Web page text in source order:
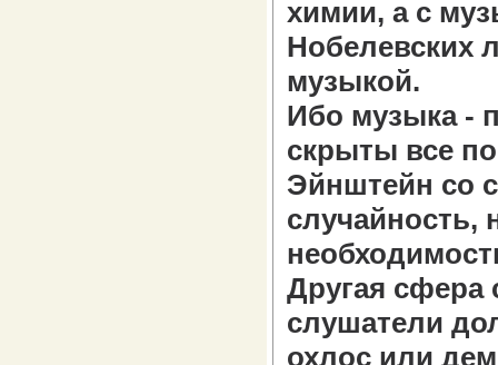
химии, а с
Нобелевских
музыкой.
Ибо музыка -
скрыты все
Эйнштейн со
случайность,
Другая сфера
слушатели
охлос или